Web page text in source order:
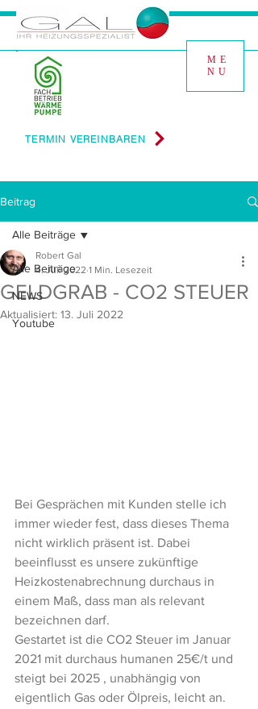
ME
NU
TERMIN VEREINBAREN
Beitrag
Alle Beiträge
NEWS
Youtube
Alle Beiträge
GELDGRAB - CO2 STEUER
Robert Gal
4. Juli 2022 1 Min. Lesezeit
Aktualisiert: 13. Juli 2022
Bei Gesprächen mit Kunden stelle ich
immer wieder fest, dass dieses Thema
nicht wirklich präsent ist. Dabei
beeinflusst es unsere zukünftige
Heizkostenabrechnung durchaus in
einem Maß, dass man als relevant
bezeichnen darf.
Gestartet ist die CO2 Steuer im Januar
2021 mit durchaus humanen 25€/t und
steigt bei 2025 , unabhängig von
eigentlich Gas oder Ölpreis, leicht an.